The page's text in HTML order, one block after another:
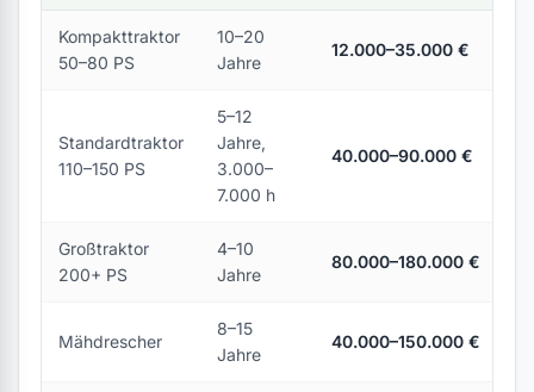
Kompakttraktor
50–80 PS
10–20
Jahre
12.000–35.000 €
Standardtraktor
110–150 PS
5–12
Jahre,
3.000–
7.000 h
40.000–90.000 €
Großtraktor
200+ PS
4–10
Jahre
80.000–180.000 €
Mähdrescher
8–15
Jahre
40.000–150.000 €